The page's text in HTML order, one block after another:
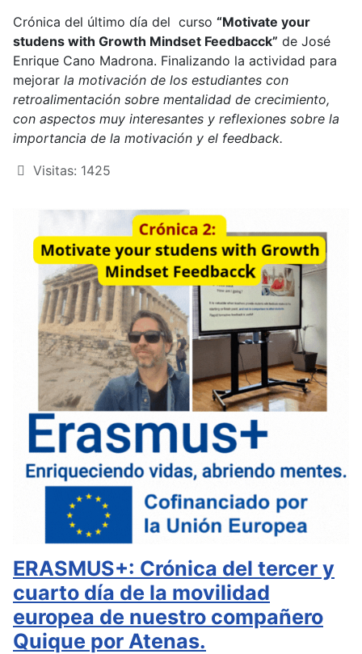
Crónica del último día del curso “Motivate your
studens with Growth Mindset Feedbacck” de José
Enrique Cano Madrona. Finalizando la actividad para
mejorar la motivación de los estudiantes con
retroalimentación sobre mentalidad de crecimiento,
con aspectos muy interesantes y reflexiones sobre la
importancia de la motivación y el feedback.
Visitas: 1425
ERASMUS+: Crónica del tercer y
cuarto día de la movilidad
europea de nuestro compañero
Quique por Atenas.